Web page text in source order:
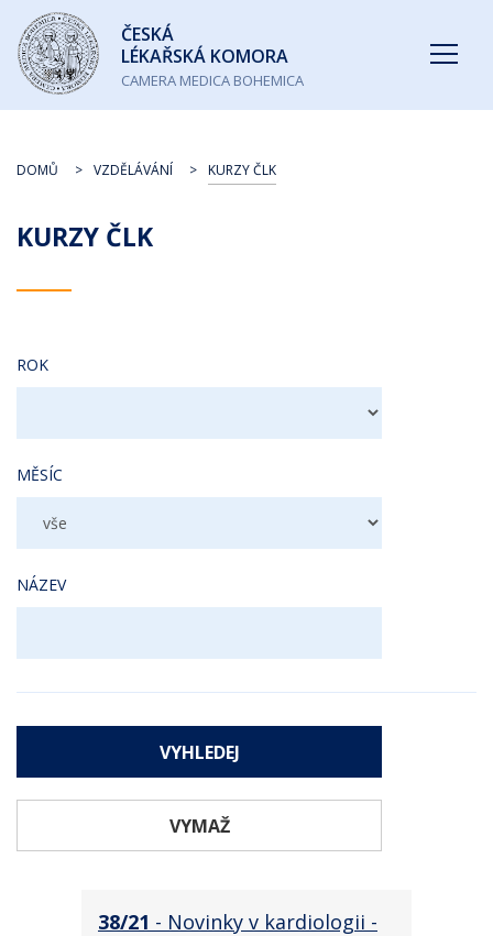
Česká
lékařská
komora
ČESKÁ
LÉKAŘSKÁ KOMORA
CAMERA MEDICA BOHEMICA
KURZY ČLK
DOMŮ VZDĚLÁVÁNÍ KURZY ČLK
ROK
MĚSÍC
NÁZEV
VYMAŽ
38/21 - Novinky v kardiologii -